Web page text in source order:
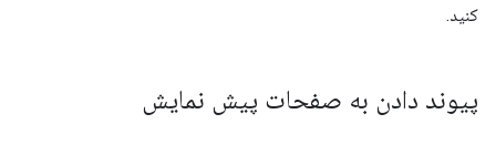
کنید.
پیوند دادن به صفحات پیش نمایش